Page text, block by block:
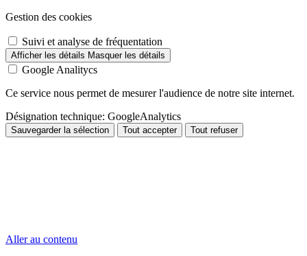
Gestion des cookies
Suivi et analyse de fréquentation
Afficher les détails Masquer les détails
Google Analitycs
Ce service nous permet de mesurer l'audience de notre site internet.
Désignation technique: GoogleAnalytics
Sauvegarder la sélection Tout accepter Tout refuser
Aller au contenu